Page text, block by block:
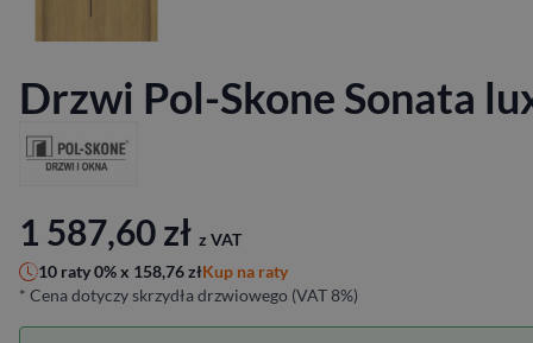
Drzwi Pol-Skone Sonata
1 587,60zł z VAT
10 raty 0% x 158,76złKup na raty
* Cena dotyczy skrzydła drzwiowego (VAT 8%)